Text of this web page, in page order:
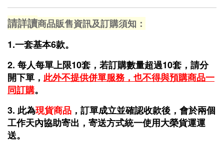
請詳讀商品販售資訊及訂購須知：
1.一套基本6款。
2. 每人每單上限10套，若訂購數量超過10套，請分
開下單， 此外不提供併單服務，也不得與預購商品一
同訂購。
3. 此為現貨商品 ， 訂單成立並確認收款後，會於兩個
工作天內協助寄出，寄送方式統一使用大榮貨運運
送。